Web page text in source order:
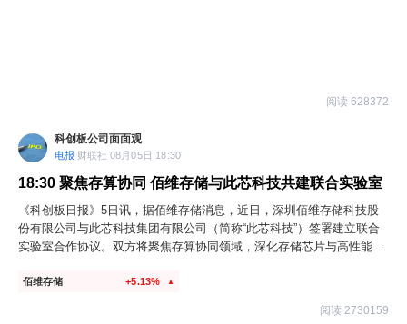
阅读 628372
科创板公司面面观
电报 财联社 08月05日 18:30
18:30 聚焦存算协同 佰维存储与此芯科技共建联合实验室
《科创板日报》5日讯，据佰维存储消息，近日，深圳佰维存储科技股
份有限公司与此芯科技集团有限公司（简称“此芯科技”）签署建立联合
实验室合作协议。双方将聚焦存算协同领域，深化存储芯片与高性能智
AI算力基础设施的系统级运行效率，推动共创产品商业化落地，共建AI
佰维存储 +5.13% ▲
阅读 2730159